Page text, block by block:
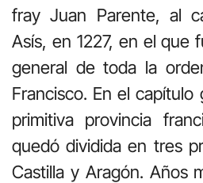
fray Juan Parente, al
Asís, en 1227, en el que
general de toda la
Francisco. En el capítulo
primitiva provincia
quedó dividida en tres
Castilla y Aragón. Años